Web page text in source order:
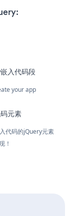
入代码段
your app
元素
代码的jQuery元素
！